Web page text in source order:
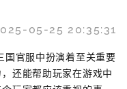
05-25 20:35:31
国官服中扮演着至关重要
还能帮助玩家在游戏中